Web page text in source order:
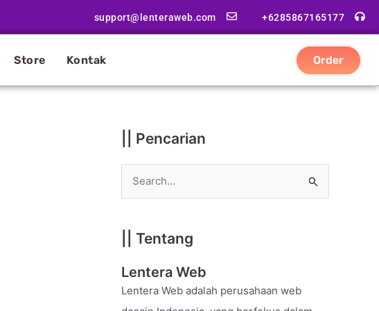
support@lenteraweb.com +6285867165177
Store Kontak Order
|| Pencarian
r
c
h
|| Tentang
Lentera Web
Lentera Web adalah perusahaan web
|
t
g
i